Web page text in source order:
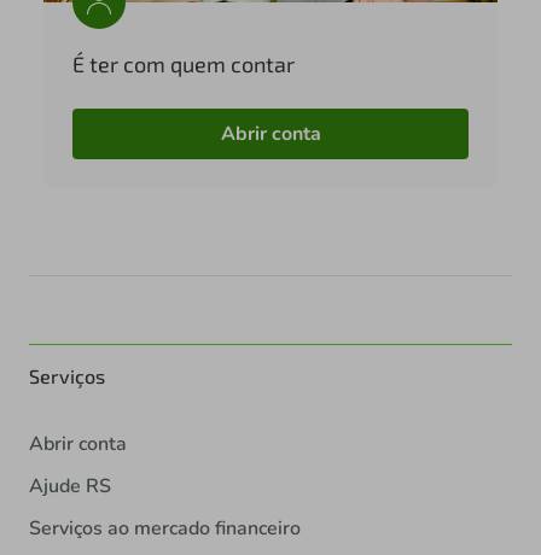
É ter com quem contar
Abrir conta
Serviços
Abrir conta
Ajude RS
Serviços ao mercado financeiro